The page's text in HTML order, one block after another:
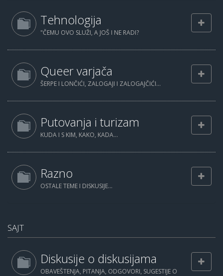
Tehnologija
"ČEMU OVO SLUŽI, A JOŠ I NE RADI?
Queer varjača
ŠERPE I LONČIĆI, ZALOGAJI I ZALOGAJČIĆI...
Putovanja i turizam
KUDA I S KIM, KAKO, KADA...
Razno
OSTALE TEME I DISKUSIJE...
SAJT
Diskusije o diskusijama
OBAVEŠTENJA, PITANJA, ODGOVORI, SUGESTIJE O